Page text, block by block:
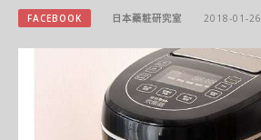
FACEBOOK 日本藥粧研究室 2018-01-26